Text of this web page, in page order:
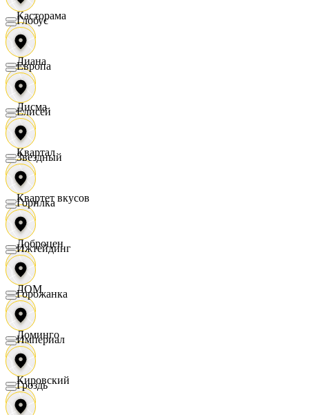
Касторама
Диана
Дисма
Квартал
Квартет вкусов
Доброцен
ДОМ
Доминго
Кировский
Глобус
Европа
Елисей
Звездный
Горилка
Ижтейдинг
Горожанка
Империал
Гроздь